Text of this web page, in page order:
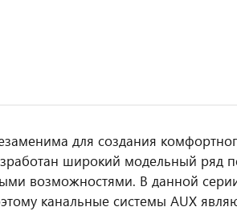
для создания
широкий модельный ряд
возможностями. В данной
канальные системы AUX